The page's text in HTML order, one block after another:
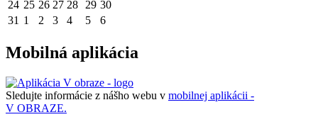
24 25 26 27 28 29 30
31 1 2 3 4 5 6
Mobilná aplikácia
Sledujte informácie z nášho webu v mobilnej aplikácii -
V OBRAZE.